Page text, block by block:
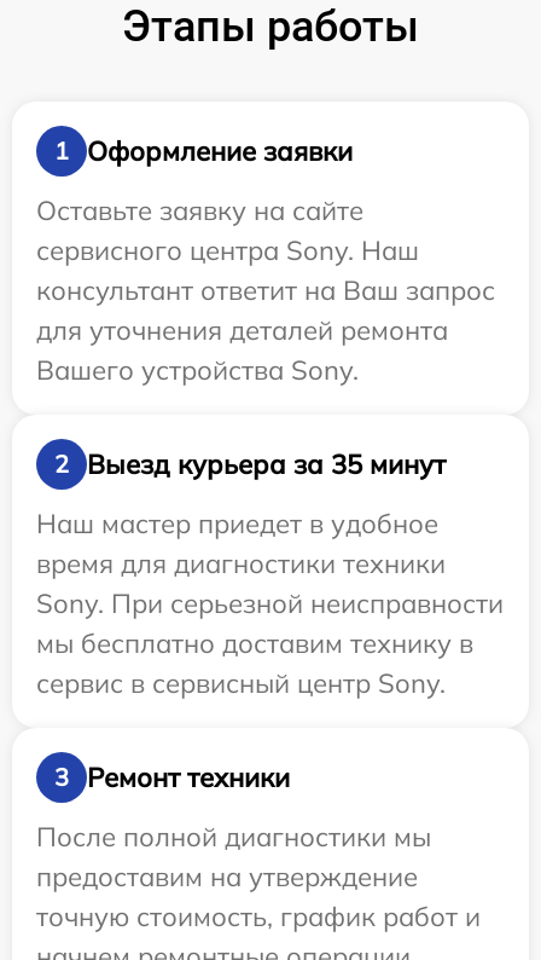
Этапы работы
1
Оформление заявки
Оставьте заявку на сайте
сервисного центра Sony. Наш
консультант ответит на Ваш запрос
для уточнения деталей ремонта
Вашего устройства Sony.
2
Выезд курьера за 35 минут
Наш мастер приедет в удобное
время для диагностики техники
Sony. При серьезной неисправности
мы бесплатно доставим технику в
сервис в сервисный центр Sony.
3
Ремонт техники
После полной диагностики мы
предоставим на утверждение
точную стоимость, график работ и